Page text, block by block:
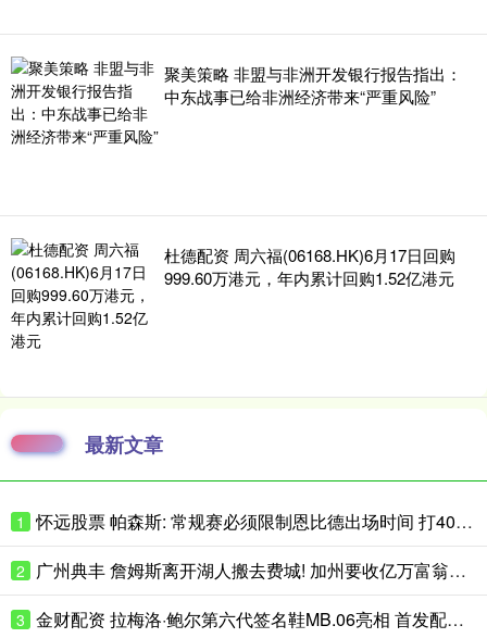
聚美策略 非盟与非洲开发银行报告指出：
中东战事已给非洲经济带来“严重风险”
杜德配资 周六福(06168.HK)6月17日回购
999.60万港元，年内累计回购1.52亿港元
最新文章
1 怀远股票 帕森斯: 常规赛必须限制恩比德出场时间 打40场&每场25分钟就行了
2 广州典丰 詹姆斯离开湖人搬去费城! 加州要收亿万富翁税, 搬走也白搭?
3 金财配资 拉梅洛·鲍尔第六代签名鞋MB.06亮相 首发配色将于近日小面积发售